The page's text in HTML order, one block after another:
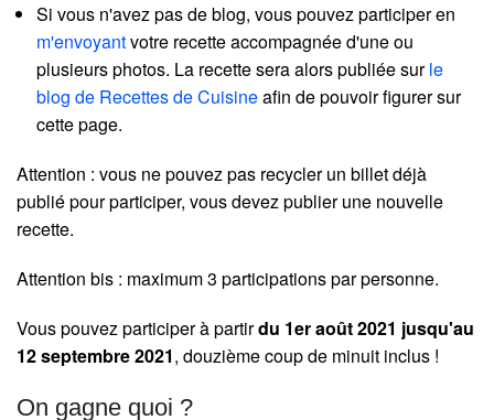
Si vous n'avez pas de blog, vous pouvez participer en
m'envoyantvotre recette accompagnée d'une ou
plusieurs photos. La recette sera alors publiée surle
blog de Recettes de Cuisineafin de pouvoir figurer sur
cette page.
Attention : vous ne pouvez pas recycler un billet déjà
publié pour participer, vous devez publier une nouvelle
recette.
Attention bis : maximum 3 participations par personne.
Vous pouvez participer à partirdu 1er août 2021 jusqu'au
12 septembre 2021, douzième coup de minuit inclus !
On gagne quoi ?